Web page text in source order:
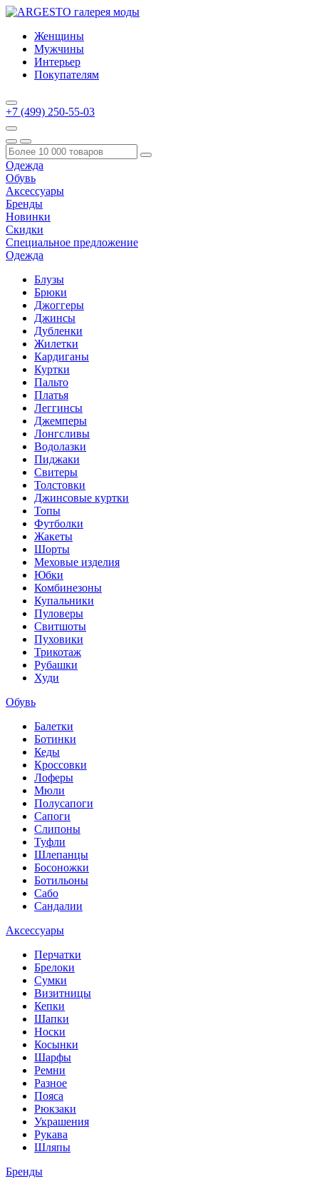
Женщины
Мужчины
Интерьер
Покупателям
+7 (499) 250-55-03
Одежда
Обувь
Аксессуары
Бренды
Новинки
Скидки
Специальное предложение
Одежда
Блузы
Брюки
Джоггеры
Джинсы
Дубленки
Жилетки
Кардиганы
Куртки
Пальто
Платья
Леггинсы
Джемперы
Лонгсливы
Водолазки
Пиджаки
Свитеры
Толстовки
Джинсовые куртки
Топы
Футболки
Жакеты
Шорты
Меховые изделия
Юбки
Комбинезоны
Купальники
Пуловеры
Свитшоты
Пуховики
Трикотаж
Рубашки
Худи
Обувь
Балетки
Ботинки
Кеды
Кроссовки
Лоферы
Мюли
Полусапоги
Сапоги
Слипоны
Туфли
Шлепанцы
Босоножки
Ботильоны
Сабо
Сандалии
Аксессуары
Перчатки
Брелоки
Сумки
Визитницы
Кепки
Шапки
Носки
Косынки
Шарфы
Ремни
Разное
Пояса
Рюкзаки
Украшения
Рукава
Шляпы
Бренды